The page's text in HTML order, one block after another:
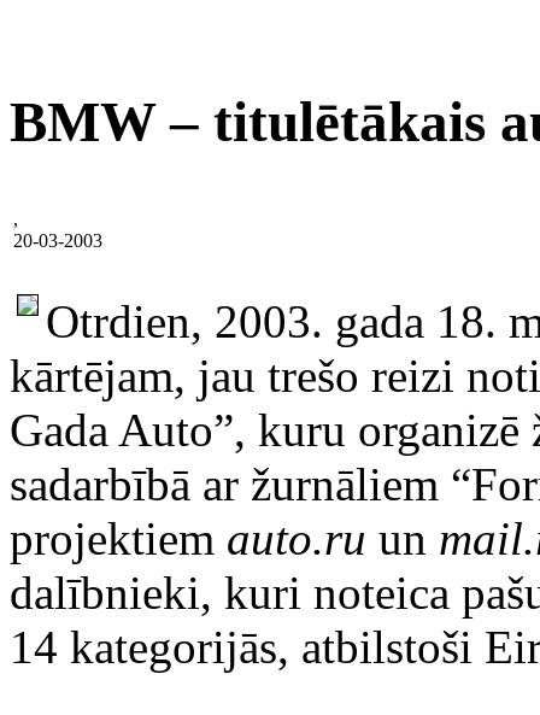
BMW – titulētākais
,
20-03-2003
Otrdien, 2003. gada 18.
kārtējam, jau trešo reizi
Gada Auto”, kuru organizē
sadarbībā ar žurnāliem
projektiem auto.ru un
dalībnieki, kuri noteica
14 kategorijās, atbilstoši